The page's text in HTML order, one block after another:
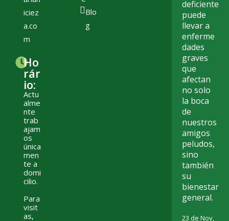
iciez
a.co
m
Ho
rár
io:
Actu
alme
nte
trab
ajam
os
única
men
te a
domi
cilio.
Para
visit
as,
Blo
g
deficiente
puede
llevar a
enferme
dades
graves
que
afectan
no solo
la boca
de
nuestros
amigos
peludos,
sino
también
su
bienestar
general.
23 de Nov,